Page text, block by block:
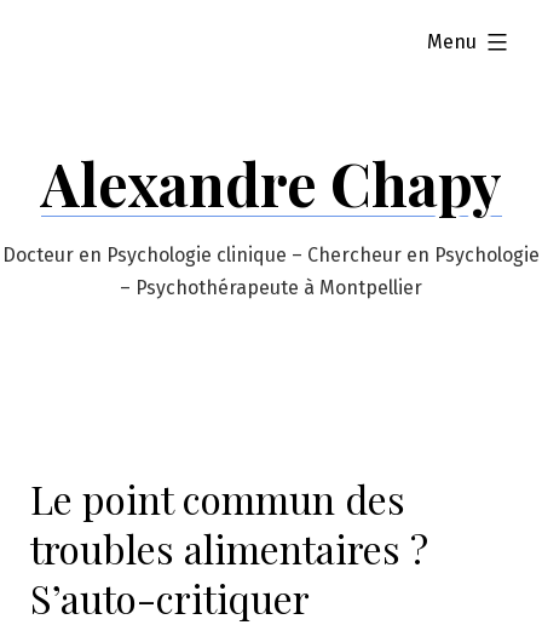
Alexandre Chapy
Docteur en Psychologie clinique – Chercheur en Psychologie
– Psychothérapeute à Montpellier
Menu
expanded
Le point commun des
troubles alimentaires ?
S’auto-critiquer